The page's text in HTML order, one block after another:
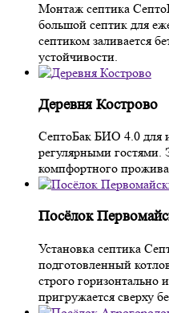
Монтаж септика
большой септик для
септиком заливается
устойчивости.
Деревня Кострово
СептоБак БИО 4.0 для
регулярными гостями.
компфортного
Посёлок
Установка септика
подготовленный
строго горизонтально
пригружается сверху